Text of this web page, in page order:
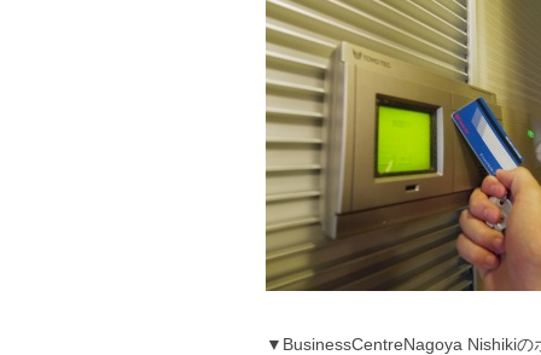
▼BusinessCentreNagoya Nishiki